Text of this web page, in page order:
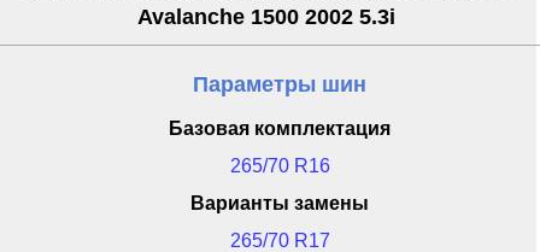
Avalanche 1500 2002 5.3i
Параметры шин
Базовая комплектация
265/70 R16
Варианты замены
265/70 R17